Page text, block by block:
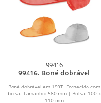
99416
99416. Boné dobrável
Boné dobrável em 190T. Fornecido com
bolsa. Tamanho: 580 mm | Bolsa: 100 x
110 mm